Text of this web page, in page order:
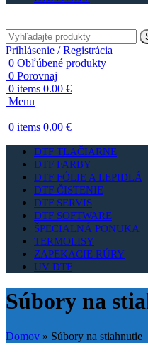
Prihlásenie / Registrácia
0 Obľúbené produkty
0 Porovnaj
0 items 0.00 €
Menu
0 items 0.00 €
DTF TLAČIARNE
DTF FARBY
DTF FÓLIE A LEPIDLÁ
DTF ČISTENIE
DTF SERVIS
DTF SOFTWARE
ŠPECIALNÁ PONUKA
TERMOLISY
ZAPEKACIE RÚRY
UV DTF
Súbory na
Domov » Súbory na stiahnutie